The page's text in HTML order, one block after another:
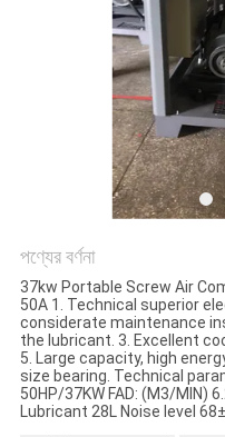
PRIVACY
POLICY
পণ্যের বর্ণনা
37kw Portable Screw Air
50A 1. Technical superior
considerate maintenance
the lubricant. 3. Excellent
5. Large capacity, high
size bearing. Technical
50HP/37KW FAD: (M3/MIN)
Lubricant 28L Noise level